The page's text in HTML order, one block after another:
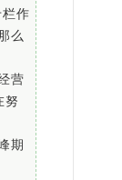
作
么
营
努
期